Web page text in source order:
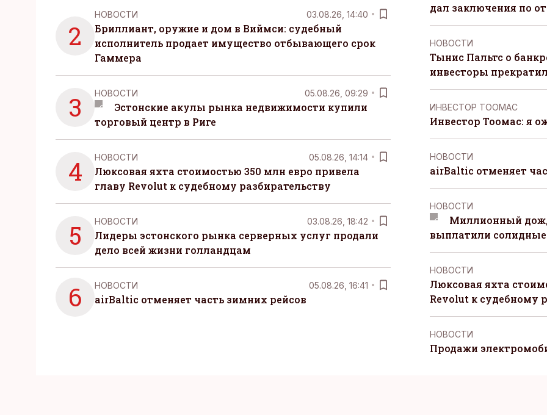
2
НОВОСТИ 03.08.26, 14:40
Бриллиант, оружие и дом в Виймси: судебный
исполнитель продает имущество отбывающего срок
Гаммера
3 НОВОСТИ 05.08.26, 09:29
Эстонские акулы рынка недвижимости купили
торговый центр в Риге
4 НОВОСТИ 05.08.26, 14:14
Люксовая яхта стоимостью 350 млн евро привела
главу Revolut к судебному разбирательству
5 НОВОСТИ 03.08.26, 18:42
Лидеры эстонского рынка серверных услуг продали
дело всей жизни голландцам
6 НОВОСТИ 05.08.26, 16:41
airBaltic отменяет часть зимних рейсов
дал заключения по
НОВОСТИ
Тынис Пальтс о
инвесторы
ИНВЕСТОР ТООМАС
Инвестор Тоомас: я
НОВОСТИ
airBaltic отменяет
НОВОСТИ
Миллионный
выплатили
НОВОСТИ
Люксовая яхта
Revolut к судебному
НОВОСТИ
Продажи